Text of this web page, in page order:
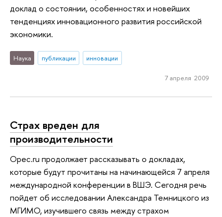
доклад о состоянии, особенностях и новейших
тенденциях инновационного развития российской
экономики.
Наука публикации инновации
7 апреля 2009
Страх вреден для
производительности
Opec.ru продолжает рассказывать о докладах,
которые будут прочитаны на начинающейся 7 апреля
международной конференции в ВШЭ. Сегодня речь
пойдет об исследовании Александра Темницкого из
МГИМО, изучившего связь между страхом